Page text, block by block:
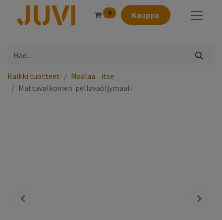
0 Kauppa
Kaikki tuotteet
Maalaa⠀itse
Mattavalkoinen pellavaöljymaali